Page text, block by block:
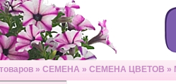
» СЕМЕНА » СЕМЕНА ЦВЕТОВ »